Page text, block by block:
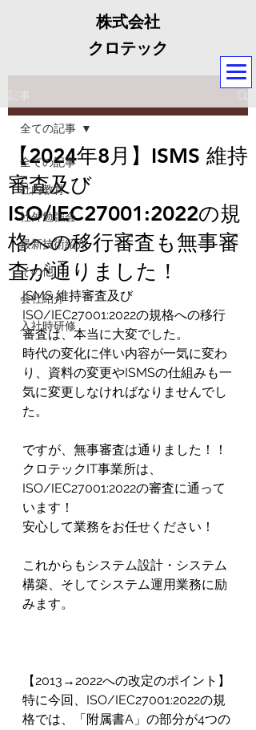
株式会社
クロテック
記事
全ての記事
社内教育
社外勉強会
最新技術紹介
その他
会社紹介
入社時研修
全ての記事
【2024年8月】ISMS 維持
審査及び
ISO/IEC27001:2022の規
格への移行審査も無事審
査が通りました！
ISMS 維持審査及び
ISO/IEC27001:2022の規格への移行
審査は、本当に大変でした。
時代の変化に伴い内容が一気に変わ
り、資料の変更やISMSの仕組みも一
気に変更しなければなりませんでし
た。
ですが、無事審査は通りました！！
クロテックIT事業所は、
ISO/IEC27001:2022の審査に通って
います！
安心して業務をお任せください！
これからもシステム設計・システム
構築、そしてシステム運用業務に励
みます。
【2013→2022への改定のポイント】
特に今回、ISO/IEC27001:2022の規
格では、「附属書A」の部分が4つの